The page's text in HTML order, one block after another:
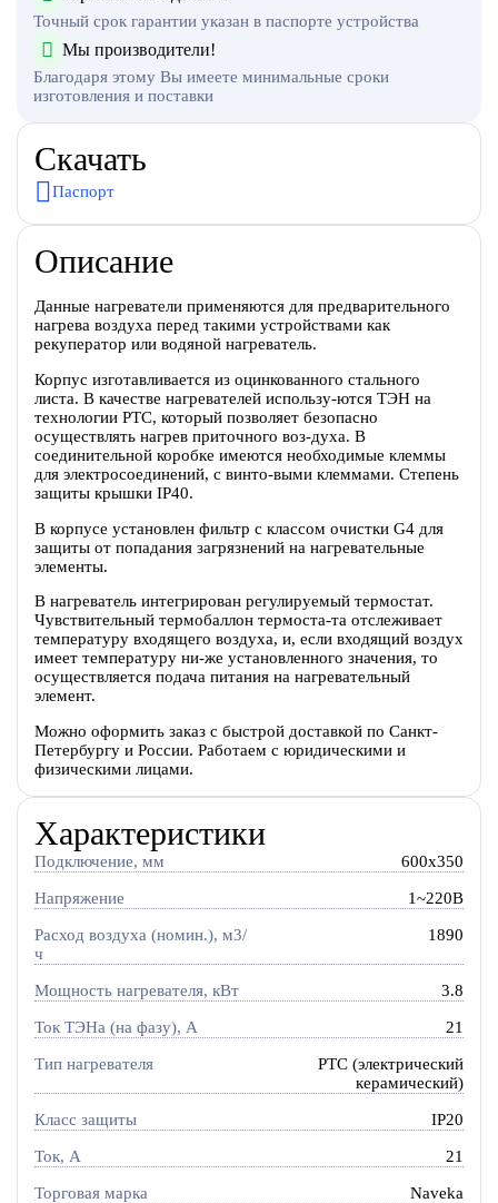
Точный срок гарантии указан в паспорте устройства
Мы производители!
Благодаря этому Вы имеете минимальные сроки
изготовления и поставки
Скачать
Паспорт
Описание
Данные нагреватели применяются для предварительного
нагрева воздуха перед такими устройствами как
рекуператор или водяной нагреватель.
Корпус изготавливается из оцинкованного стального
листа. В качестве нагревателей использу-ются ТЭН на
технологии PTC, который позволяет безопасно
осуществлять нагрев приточного воз-духа. В
соединительной коробке имеются необходимые клеммы
для электросоединений, с винто-выми клеммами. Степень
защиты крышки IP40.
В корпусе установлен фильтр с классом очистки G4 для
защиты от попадания загрязнений на нагревательные
элементы.
В нагреватель интегрирован регулируемый термостат.
Чувствительный термобаллон термоста-та отслеживает
температуру входящего воздуха, и, если входящий воздух
имеет температуру ни-же установленного значения, то
осуществляется подача питания на нагревательный
элемент.
Можно оформить заказ с быстрой доставкой по Санкт-
Петербургу и России. Работаем с юридическими и
физическими лицами.
Характеристики
Подключение, мм 600x350
Напряжение 1~220В
Расход воздуха (номин.), м3/
ч
1890
Мощность нагревателя, кВт 3.8
Ток ТЭНа (на фазу), А 21
Тип нагревателя
PTC (электрический
керамический)
Класс защиты IP20
Ток, A 21
Торговая марка Naveka